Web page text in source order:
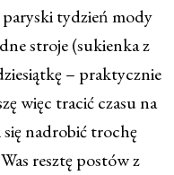
tydzień mody
stroje (sukienka z
– praktycznie
więc tracić czasu na
nadrobić trochę
resztę postów z